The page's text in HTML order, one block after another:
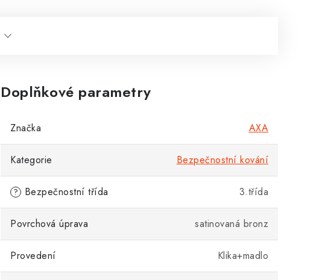
Doplňkové parametry
Značka AXA
Kategorie Bezpečnostní kování
? Bezpečnostní třída 3.třída
Povrchová úprava satinovaná bronz
Provedení Klika+madlo